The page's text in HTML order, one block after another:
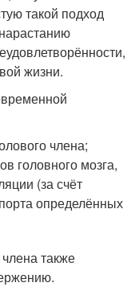
такой подход
жизни.
члена;
головного мозга,
(за счёт
определённых
также